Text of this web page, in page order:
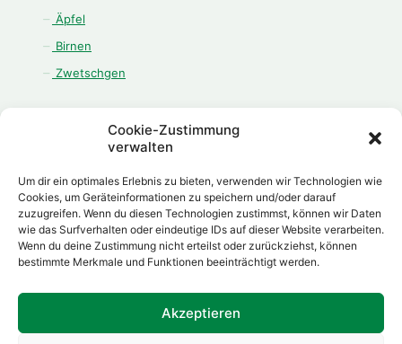
Cookie-Zustimmung
verwalten
Um dir ein optimales Erlebnis zu bieten, verwenden wir Technologien wie
Cookies, um Geräteinformationen zu speichern und/oder darauf
zuzugreifen. Wenn du diesen Technologien zustimmst, können wir Daten
wie das Surfverhalten oder eindeutige IDs auf dieser Website verarbeiten.
Wenn du deine Zustimmung nicht erteilst oder zurückziehst, können
bestimmte Merkmale und Funktionen beeinträchtigt werden.
Akzeptieren
Äpfel
Birnen
Zwetschgen
ÖFFNUNGSZEITEN
Montag - Freitag:
08.00 Uhr - 12.00 Uhr
13.00 Uhr - 18.00 Uhr
Samstag: